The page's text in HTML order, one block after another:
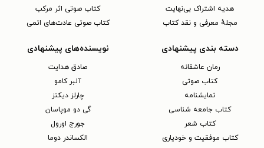
هدیه اشتراک بی‌نهایت
مجلهٔ معرفی و نقد کتاب
کتاب صوتی اثر مرکب
کتاب صوتی عادت‌های اتمی
دسته بندی پیشنهادی
رمان عاشقانه
کتاب‌ صوتی
نمایشنامه
کتاب جامعه شناسی
کتاب شعر
کتاب موفقیت و خودیاری
نویسنده‌های پیشنهادی
صادق هدایت
آلبر کامو
چارلز دیکنز
گی دو موپاسان
جورج اورول
الکساندر دوما